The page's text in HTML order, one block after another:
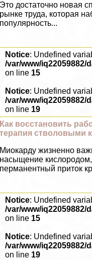
Это достаточно новая
рынке труда, которая
популярность...
Notice: Undefined
/var/www/
on line 15
Notice: Undefined
/var/www/
on line 19
Как восстановить
терапия стволовыми
Миокарду жизненно
насыщение кислородом,
перманентный приток
Notice: Undefined
/var/www/
on line 15
Notice: Undefined
/var/www/
on line 19